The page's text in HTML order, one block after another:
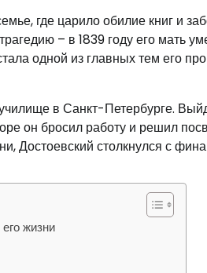
где царило обилие книг и
– в 1839 году его мать
одной из главных тем его
в Санкт-Петербурге.
он бросил работу и решил
Достоевский столкнулся с
жизни